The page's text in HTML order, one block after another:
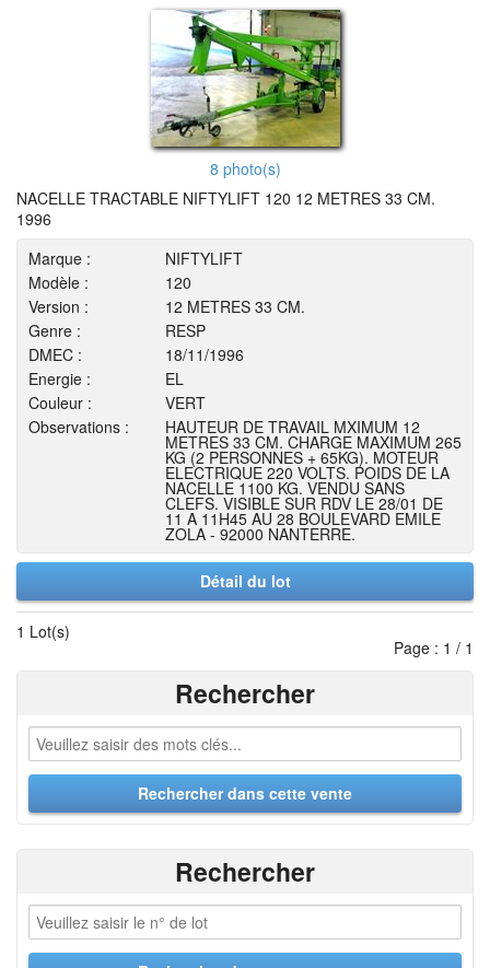
8 photo(s)
NACELLE TRACTABLE NIFTYLIFT 120 12 METRES 33 CM.
1996
Marque :
NIFTYLIFT
Modèle :
120
Version :
12 METRES 33 CM.
Genre :
RESP
DMEC :
18/11/1996
Energie :
EL
Couleur :
VERT
Observations :
HAUTEUR DE TRAVAIL MXIMUM 12
METRES 33 CM. CHARGE MAXIMUM 265
KG (2 PERSONNES + 65KG). MOTEUR
ELECTRIQUE 220 VOLTS. POIDS DE LA
NACELLE 1100 KG. VENDU SANS
CLEFS. VISIBLE SUR RDV LE 28/01 DE
11 A 11H45 AU 28 BOULEVARD EMILE
ZOLA - 92000 NANTERRE.
Détail du lot
1 Lot(s)
Page : 1 / 1
Rechercher
Rechercher